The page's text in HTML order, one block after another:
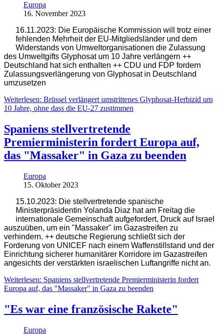
Europa
16. November 2023
16.11.2023: Die Europäische Kommission will trotz einer
fehlenden Mehrheit der EU-Mitgliedsländer und dem
Widerstands von Umweltorganisationen die Zulassung
des Umweltgifts Glyphosat um 10 Jahre verlängern ++
Deutschland hat sich enthalten ++ CDU und FDP fordern
Zulassungsverlängerung von Glyphosat in Deutschland
umzusetzen
Weiterlesen: Brüssel verlängert umstrittenes Glyphosat-Herbizid um
10 Jahre, ohne dass die EU-27 zustimmen
Spaniens stellvertretende
Premierministerin fordert Europa auf,
das "Massaker" in Gaza zu beenden
Europa
15. Oktober 2023
15.10.2023: Die stellvertretende spanische
Ministerpräsidentin Yolanda Diaz hat am Freitag die
internationale Gemeinschaft aufgefordert, Druck auf Israel
auszuüben, um ein "Massaker" im Gazastreifen zu
verhindern. ++ deutsche Regierung schließt sich der
Forderung von UNICEF nach einem Waffenstillstand und der
Einrichtung sicherer humanitärer Korridore im Gazastreifen
angesichts der verstärkten israelischen Luftangriffe nicht an.
Weiterlesen: Spaniens stellvertretende Premierministerin fordert
Europa auf, das "Massaker" in Gaza zu beenden
"Es war eine französische Rakete"
Europa